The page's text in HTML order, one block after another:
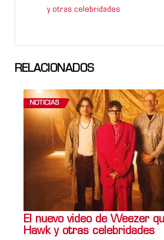
y otras celebridades
RELACIONADOS
NOTICIAS
El nuevo video de Weezer
Hawk y otras celebridades